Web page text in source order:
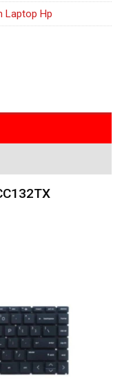
Laptop Hp